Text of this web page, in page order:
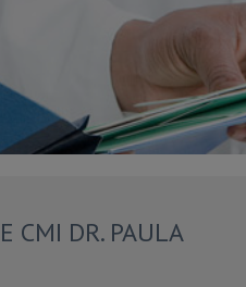
CMI DR. PAULA